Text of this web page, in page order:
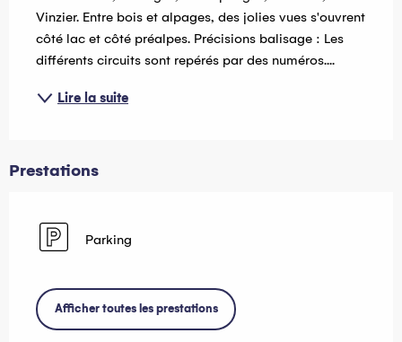
Vinzier. Entre bois et alpages, des jolies vues s'ouvrent
côté lac et côté préalpes. Précisions balisage : Les
différents circuits sont repérés par des numéros....
Lire la suite
Prestations
Parking
Afficher toutes les prestations